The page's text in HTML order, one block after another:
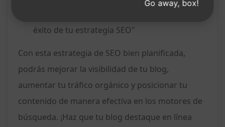
éxito de tu estrategia SEO"
Con esta estrategia de SEO bien planificada,
podrás mejorar la visibilidad de tu blog,
aumentar tu tráfico orgánico y posicionar tu
contenido de manera efectiva en los motores de
búsqueda. ¡Haz que tu blog destaque en línea
Go away, box!